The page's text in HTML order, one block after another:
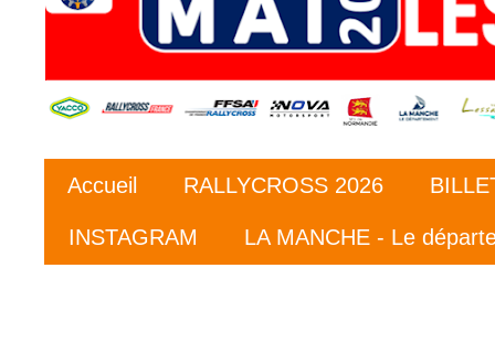
Accueil RALLYCROSS 2026
INSTAGRAM LA MANCHE - Le